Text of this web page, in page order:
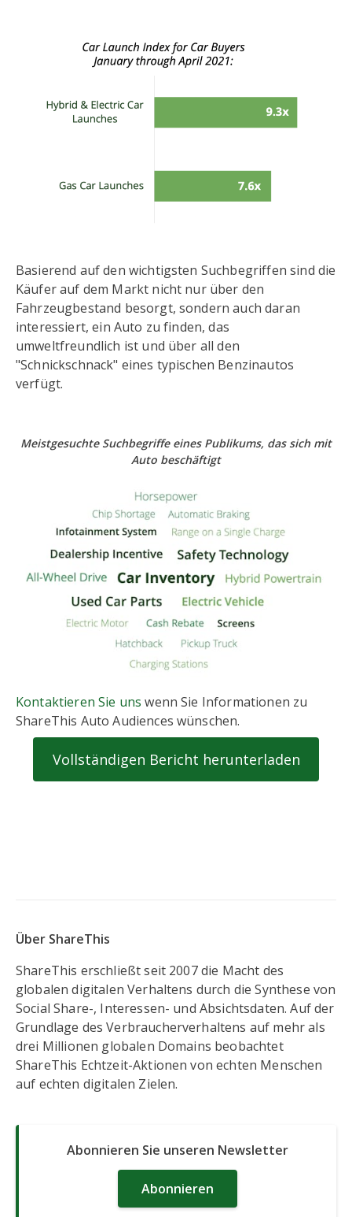
Basierend auf den wichtigsten Suchbegriffen sind die
Käufer auf dem Markt nicht nur über den
Fahrzeugbestand besorgt, sondern auch daran
interessiert, ein Auto zu finden, das
umweltfreundlich ist und über all den
"Schnickschnack" eines typischen Benzinautos
verfügt.
Meistgesuchte Suchbegriffe eines Publikums, das sich mit
Auto beschäftigt
Kontaktieren Sie uns wenn Sie Informationen zu
ShareThis Auto Audiences wünschen.
Vollständigen Bericht herunterladen
Über ShareThis
ShareThis erschließt seit 2007 die Macht des
globalen digitalen Verhaltens durch die Synthese von
Social Share-, Interessen- und Absichtsdaten. Auf der
Grundlage des Verbraucherverhaltens auf mehr als
drei Millionen globalen Domains beobachtet
ShareThis Echtzeit-Aktionen von echten Menschen
auf echten digitalen Zielen.
Abonnieren Sie unseren Newsletter
Abonnieren